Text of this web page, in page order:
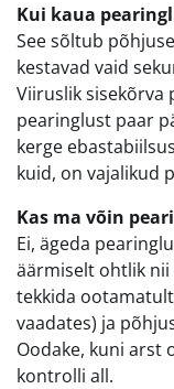
Kui kaua
See sõltub
kestavad vaid
Viiruslik sisekõrva
pearinglust paar
kerge
kuid, on vajalikud
Kas ma võin
Ei, ägeda
äärmiselt ohtlik
tekkida
vaadates) ja
Oodake, kuni arst
kontrolli all.